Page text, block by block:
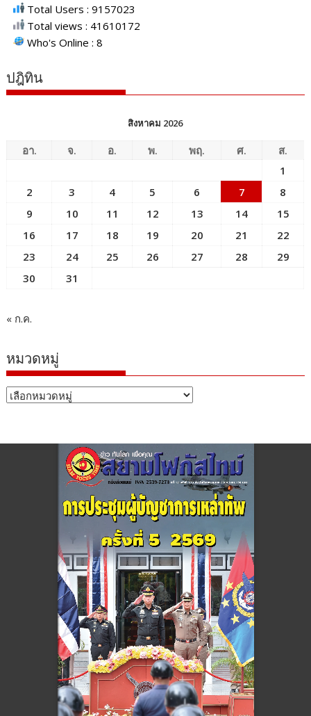
Total Users : 9157023
Total views : 41610172
Who's Online : 8
ปฎิทิน
สิงหาคม 2026
อา. จ. อ. พ. พฤ. ศ.
ส.
1
2
3 4 5 6 7
8
9
10 11 12 13 14
15
16
17 18 19 20 21
22
23
24 25 26 27 28
29
30
31
« ก.ค.
หมวดหมู่
หมวด